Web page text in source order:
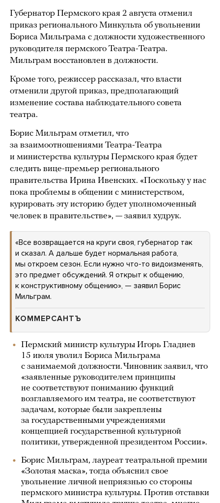
Губернатор Пермского края 2 августа отменил
приказ регионального Минкульта об увольнении
Бориса Мильграма с должности художественного
руководителя пермского Театра-Театра.
Мильграм восстановлен в должности.
Кроме того, режиссер рассказал, что власти
отменили другой приказ, предполагающий
изменение состава наблюдательного совета
театра.
Борис Мильграм отметил, что
за взаимоотношениями Театра-Театра
и министерства культуры Пермского края будет
следить вице-премьер регионального
правительства Ирина Ивенских. «Поскольку у нас
пока проблемы в общении с министерством,
курировать эту историю будет уполномоченный
человек в правительстве», — заявил худрук.
«Все возвращается на круги своя, губернатор так
и сказал. А дальше будет нормальная работа,
мы откроем сезон. Если нужно что-то видоизменять,
это предмет обсуждений. Я открыт к общению,
к конструктивному общению», — заявил Борис
Мильграм.
КОММЕРСАНТЪ
Пермский министр культуры Игорь Гладнев
15 июля уволил Бориса Мильграма
с занимаемой должности. Чиновник заявил, что
«заявленные руководителем принципы
не соответствуют пониманию функций
возглавляемого им театра, не соответствуют
задачам, которые были закреплены
за государственными учреждениями
концепцией государственной культурной
политики, утвержденной президентом России».
Борис Мильграм, лауреат театральной премии
«Золотая маска», тогда объяснил свое
увольнение личной неприязнью со стороны
пермского министра культуры. Против отставки